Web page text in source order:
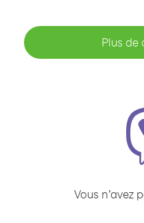
Plus de
Vous n’avez